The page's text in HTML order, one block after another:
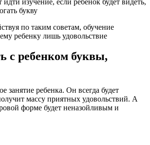
букву
по таким советам, обучение
ребенку лишь удовольствие
с ребенком буквы,
ребенка. Он всегда будет
массу приятных удовольствий. А
форме будет неназойливым и